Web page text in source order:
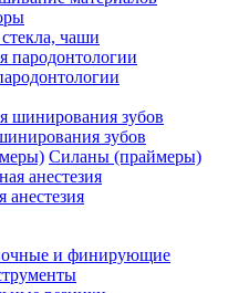
чаши
зубов
Силаны (праймеры)
и финирующие